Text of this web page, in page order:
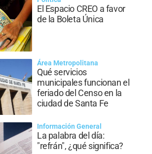
El Espacio CREO a favor
de la Boleta Única
Área Metropolitana
Qué servicios
municipales funcionan el
feriado del Censo en la
ciudad de Santa Fe
Información General
La palabra del día:
"refrán", ¿qué significa?